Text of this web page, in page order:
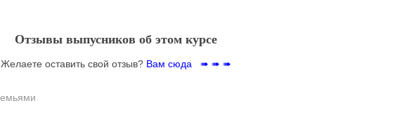
Отзывы выпусников об этом курсе
Желаете оставить свой отзыв? Вам сюда ➠ ➠ ➠